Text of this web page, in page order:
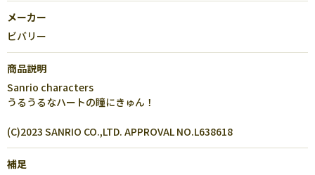
メーカー
ビバリー
商品説明
Sanrio characters
うるうるなハートの瞳にきゅん！
(C)2023 SANRIO CO.,LTD. APPROVAL NO.L638618
補足